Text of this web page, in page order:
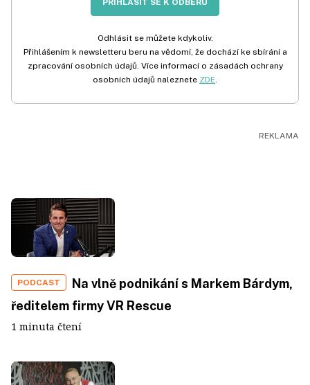
PŘIHLÁSIT SE K ODBĚRU
Odhlásit se můžete kdykoliv.
Přihlášením k newsletteru beru na vědomí, že dochází ke sbírání a
zpracování osobních údajů. Více informací o zásadách ochrany
osobních údajů naleznete ZDE.
PODCAST
Na vlně podnikání s Markem Bárdym,
ředitelem firmy VR Rescue
1 minuta čtení